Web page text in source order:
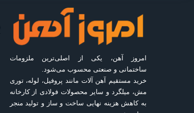
امروز آهن، یکی از اصلی‌ترین ملزومات
ساختمانی و صنعتی محسوب می‌شود.
خرید مستقیم آهن آلات مانند پروفیل، لوله، توری
مش، میلگرد و سایر محصولات فولادی از کارخانه
به کاهش هزینه نهایی ساخت و ساز و تولید منجر